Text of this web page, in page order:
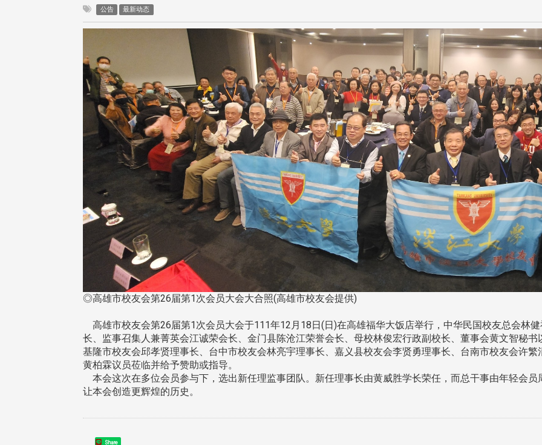
公告 最新动态
◎高雄市校友会第26届第1次会员大会大合照(高雄市校友会提供)
高雄市校友会第26届第1次会员大会于111年12月18日(日)在高雄福华大饭店举行，中华民国校友总会林
长、监事召集人兼菁英会江诚荣会长、金门县陈沧江荣誉会长、母校林俊宏行政副校长、董事会黄文智秘
基隆市校友会邱孝贤理事长、台中市校友会林亮宇理事长、嘉义县校友会李贤勇理事长、台南市校友会许
黄柏霖议员莅临并给予赞助或指导。
本会这次在多位会员参与下，选出新任理监事团队。新任理事长由黄威胜学长荣任，而总干事由年轻会
让本会创造更辉煌的历史。
Share